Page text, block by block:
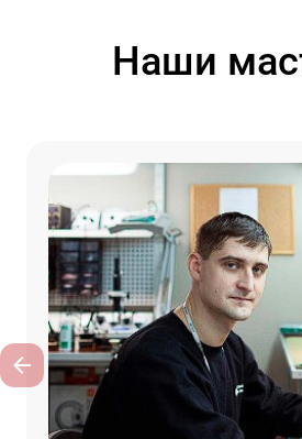
Наши